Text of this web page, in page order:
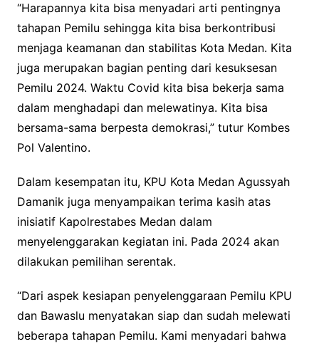
“Harapannya kita bisa menyadari arti pentingnya
tahapan Pemilu sehingga kita bisa berkontribusi
menjaga keamanan dan stabilitas Kota Medan. Kita
juga merupakan bagian penting dari kesuksesan
Pemilu 2024. Waktu Covid kita bisa bekerja sama
dalam menghadapi dan melewatinya. Kita bisa
bersama-sama berpesta demokrasi,” tutur Kombes
Pol Valentino.
Dalam kesempatan itu, KPU Kota Medan Agussyah
Damanik juga menyampaikan terima kasih atas
inisiatif Kapolrestabes Medan dalam
menyelenggarakan kegiatan ini. Pada 2024 akan
dilakukan pemilihan serentak.
“Dari aspek kesiapan penyelenggaraan Pemilu KPU
dan Bawaslu menyatakan siap dan sudah melewati
beberapa tahapan Pemilu. Kami menyadari bahwa